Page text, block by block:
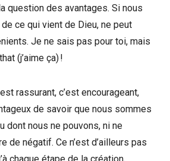
question des avantages. Si nous
ce qui vient de Dieu, ne peut
Je ne sais pas pour toi, mais
(j’aime ça) !
rassurant, c’est encourageant,
de savoir que nous sommes
dont nous ne pouvons, ni ne
de négatif. Ce n’est d’ailleurs pas
chaque étape de la création,